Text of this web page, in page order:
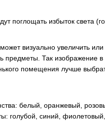
поглощать избыток света
визуально увеличить
предметы. Так изображение в
помещения лучше
белый, оранжевый,
голубой, синий,